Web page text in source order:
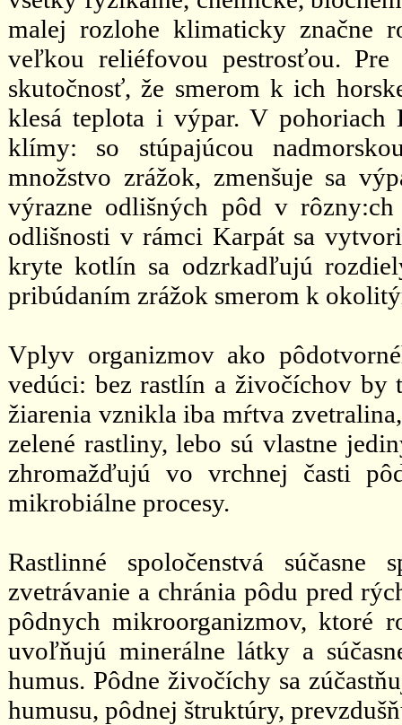
malej rozlohe klimaticky značne
veľkou reliéfovou pestrosťou.
skutočnosť, že smerom k ich
klesá teplota i výpar. V pohoriach
klímy: so stúpajúcou
množstvo zrážok, zmenšuje sa
výrazne odlišných pôd v
odlišnosti v rámci Karpát sa
kryte kotlín sa odzrkadľujú
pribúdaním zrážok smerom k
Vplyv organizmov ako
vedúci: bez rastlín a živočíchov by
žiarenia vznikla iba mŕtva
zelené rastliny, lebo sú vlastne
zhromažďujú vo vrchnej časti
mikrobiálne procesy.
Rastlinné spoločenstvá
zvetrávanie a chránia pôdu pred
pôdnych mikroorganizmov, ktoré
uvoľňujú minerálne látky a
humus. Pôdne živočíchy sa
humusu, pôdnej štruktúry,